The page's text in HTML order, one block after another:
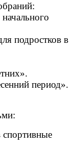
подростков в
период».